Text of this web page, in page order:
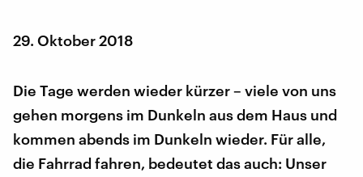
29. Oktober 2018
Die Tage werden wieder kürzer – viele von uns
gehen morgens im Dunkeln aus dem Haus und
kommen abends im Dunkeln wieder. Für alle,
die Fahrrad fahren, bedeutet das auch: Unser